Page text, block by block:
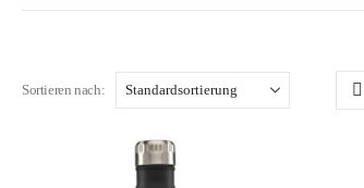
Sortieren nach: